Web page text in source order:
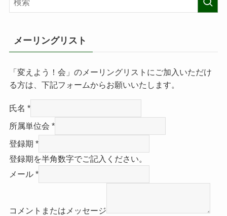
メーリングリスト
「変えよう！会」のメーリングリストにご加入いただけ
る方は、下記フォームからお願いいたします。
氏名 *
所属単位会 *
登録期 *
登録期を半角数字でご記入ください。
メール *
コメントまたはメッセージ